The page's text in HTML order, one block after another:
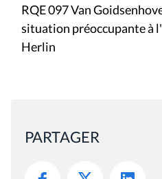
RQE 097 Van
situation préoccupante à
Herlin
PARTAGER